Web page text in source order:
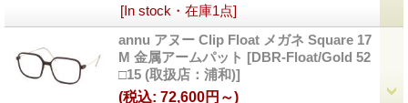
[In stock・在庫1点]
annu アヌー Clip Float メガネ Square 17
M 金属アームパット [DBR-Float/Gold 52
□15 (取扱店：浦和)]
(税込: 72,600円～)